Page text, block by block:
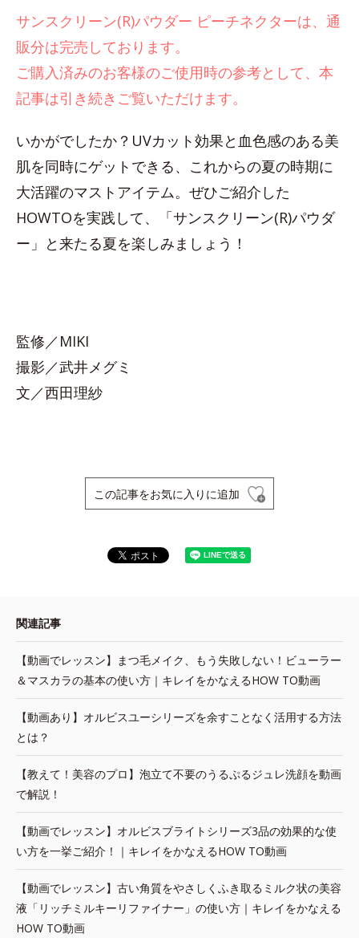
サンスクリーン(R)パウダー ピーチネクターは、通
販分は完売しております。
ご購入済みのお客様のご使用時の参考として、本
記事は引き続きご覧いただけます。
いかがでしたか？UVカット効果と血色感のある美
肌を同時にゲットできる、これからの夏の時期に
大活躍のマストアイテム。ぜひご紹介した
HOWTOを実践して、「サンスクリーン(R)パウダ
ー」と来たる夏を楽しみましょう！
監修／MIKI
撮影／武井メグミ
文／西田理紗
この記事をお気に入りに追加
関連記事
【動画でレッスン】まつ毛メイク、もう失敗しない！ビューラー
＆マスカラの基本の使い方｜キレイをかなえるHOW TO動画
【動画あり】オルビスユーシリーズを余すことなく活用する方法
とは？
【教えて！美容のプロ】泡立て不要のうるぷるジュレ洗顔を動画
で解説！
【動画でレッスン】オルビスブライトシリーズ3品の効果的な使
い方を一挙ご紹介！｜キレイをかなえるHOW TO動画
【動画でレッスン】古い角質をやさしくふき取るミルク状の美容
液「リッチミルキーリファイナー」の使い方｜キレイをかなえる
HOW TO動画